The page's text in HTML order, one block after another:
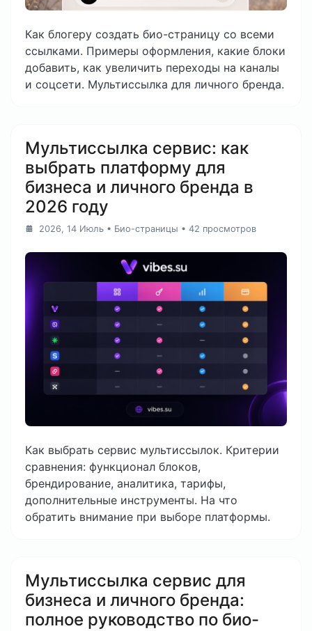
Как блогеру создать био-страницу со всеми
ссылками. Примеры оформления, какие блоки
добавить, как увеличить переходы на каналы
и соцсети. Мультиссылка для личного бренда.
Мультиссылка сервис: как
выбрать платформу для
бизнеса и личного бренда в
2026 году
2026, 14 Июль • Био-страницы • 42 просмотров
Как выбрать сервис мультиссылок. Критерии
сравнения: функционал блоков,
брендирование, аналитика, тарифы,
дополнительные инструменты. На что
обратить внимание при выборе платформы.
Мультиссылка сервис для
бизнеса и личного бренда:
полное руководство по био-